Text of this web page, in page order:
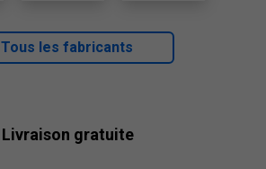
Tous les fabricants
Livraison gratuite